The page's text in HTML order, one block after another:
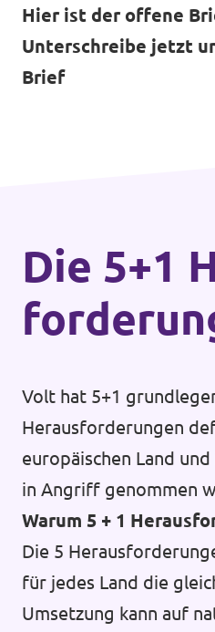
Hier ist der offene
Unterschreibe jetzt
Brief
Die 5+1
Volt hat 5+1
Herausforderungen
europäischen Land und
in Angriff genommen
Warum 5 + 1
Die 5
für jedes Land die
Umsetzung kann auf